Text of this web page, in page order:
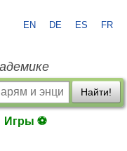
EN DE ES FR
Найти!
Игры ⚽